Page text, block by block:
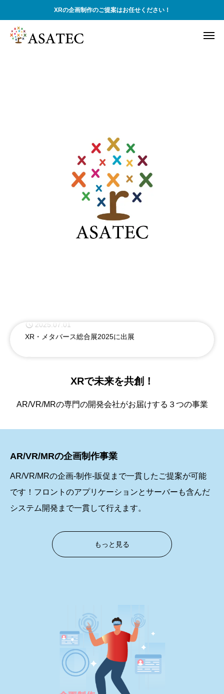
XRの企画制作のご提案はお任せください！
2024.06.30
2024.03.21
ワイワイ花宵物語AirMappingShow2024の作品を公開
XRで未来を共創！
AR/VR/MRの専門の開発会社がお届けする３つの事業
AR/VR/MRの企画制作事業
AR/VR/MRの企画-制作-販促まで一貫したご提案が可能
です！フロントのアプリケーションとサーバーも含んだ
システム開発まで一貫して行えます。
もっと見る